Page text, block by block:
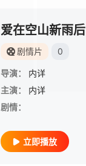
爱在空山新雨后
剧情片 0
导演：
内详
主演：
内详
剧情：
立即播放